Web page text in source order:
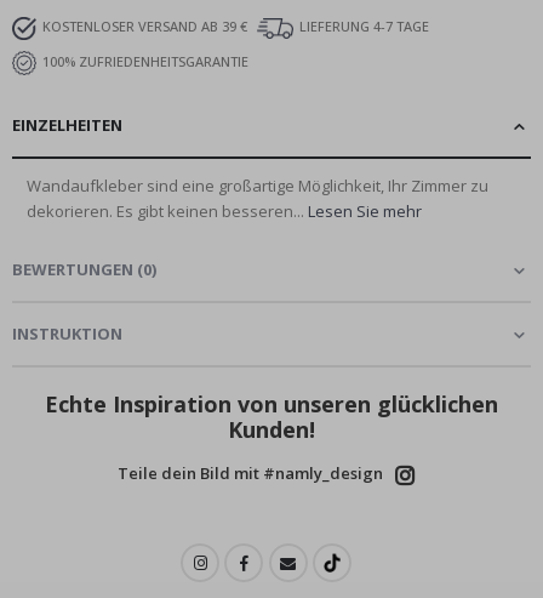
KOSTENLOSER VERSAND AB 39 €
LIEFERUNG 4-7 TAGE
100% ZUFRIEDENHEITSGARANTIE
EINZELHEITEN
Wandaufkleber sind eine großartige Möglichkeit, Ihr Zimmer zu
dekorieren. Es gibt keinen besseren... Lesen Sie mehr
BEWERTUNGEN (0)
INSTRUKTION
Echte Inspiration von unseren glücklichen
Kunden!
Teile dein Bild mit #namly_design